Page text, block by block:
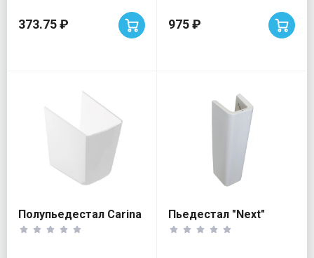
373.75 ₽ 975 ₽
Полупьедестал Carina Пьедестал "Next"